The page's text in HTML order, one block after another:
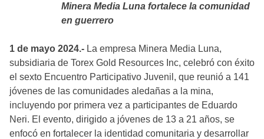
Minera Media Luna fortalece la comunidad
en guerrero
1 de mayo 2024.- La empresa Minera Media Luna,
subsidiaria de Torex Gold Resources Inc, celebró con éxito
el sexto Encuentro Participativo Juvenil, que reunió a 141
jóvenes de las comunidades aledañas a la mina,
incluyendo por primera vez a participantes de Eduardo
Neri. El evento, dirigido a jóvenes de 13 a 21 años, se
enfocó en fortalecer la identidad comunitaria y desarrollar